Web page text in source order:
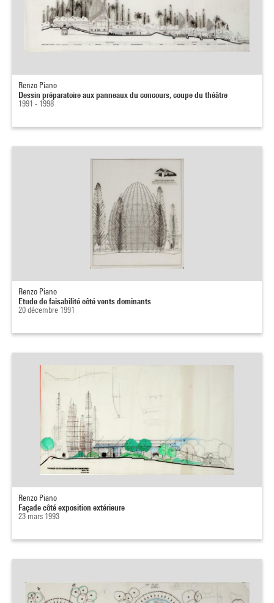
Renzo Piano
Dessin préparatoire aux panneaux du concours, coupe du théâtre
1991 - 1998
Renzo Piano
Etude de faisabilité côté vents dominants
20 décembre 1991
Renzo Piano
Façade côté exposition extérieure
23 mars 1993